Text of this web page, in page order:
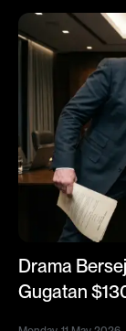
Drama
Gugatan